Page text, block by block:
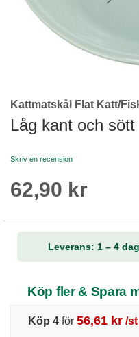
Skip
to
the
of
images
Kattmatskål Flat Katt/
Låg kant och
Skriv en recension
62,90 kr
Leverans: 1 – 4
Köp fler & Spara
Köp 4 för 56,61 kr /st